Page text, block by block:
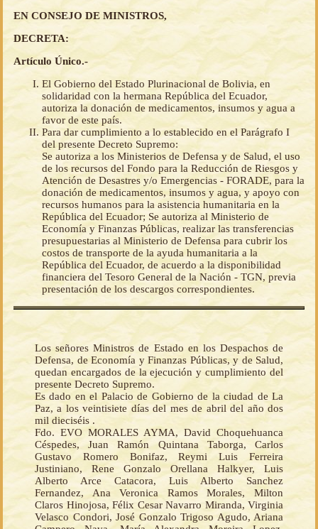
EN CONSEJO DE MINISTROS,
DECRETA:
Artículo Único.-
El Gobierno del Estado Plurinacional de Bolivia, en
solidaridad con la hermana República del Ecuador,
autoriza la donación de medicamentos, insumos y agua a
favor de este país.
Para dar cumplimiento a lo establecido en el Parágrafo I
del presente Decreto Supremo:
Se autoriza a los Ministerios de Defensa y de Salud, el uso
de los recursos del Fondo para la Reducción de Riesgos y
Atención de Desastres y/o Emergencias - FORADE, para la
donación de medicamentos, insumos y agua, y apoyo con
recursos humanos para la asistencia humanitaria en la
República del Ecuador; Se autoriza al Ministerio de
Economía y Finanzas Públicas, realizar las transferencias
presupuestarias al Ministerio de Defensa para cubrir los
costos de transporte de la ayuda humanitaria a la
República del Ecuador, de acuerdo a la disponibilidad
financiera del Tesoro General de la Nación - TGN, previa
presentación de los descargos correspondientes.
Los señores Ministros de Estado en los Despachos de
Defensa, de Economía y Finanzas Públicas, y de Salud,
quedan encargados de la ejecución y cumplimiento del
presente Decreto Supremo.
Es dado en el Palacio de Gobierno de la ciudad de La
Paz, a los veintisiete días del mes de abril del año dos
mil dieciséis .
Fdo. EVO MORALES AYMA, David Choquehuanca
Céspedes, Juan Ramón Quintana Taborga, Carlos
Gustavo Romero Bonifaz, Reymi Luis Ferreira
Justiniano, Rene Gonzalo Orellana Halkyer, Luis
Alberto Arce Catacora, Luis Alberto Sanchez
Fernandez, Ana Veronica Ramos Morales, Milton
Claros Hinojosa, Félix Cesar Navarro Miranda, Virginia
Velasco Condori, José Gonzalo Trigoso Agudo, Ariana